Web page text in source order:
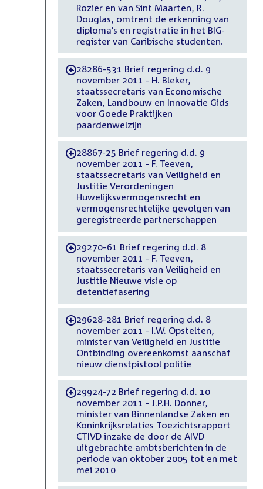
Rozier en van Sint Maarten, R.
Douglas, omtrent de erkenning van
diploma’s en registratie in het BIG-
register van Caribische studenten.
-28286-531 Brief regering d.d. 9
november 2011 - H. Bleker,
staatssecretaris van Economische
Zaken, Landbouw en Innovatie Gids
voor Goede Praktijken
paardenwelzijn
-28867-25 Brief regering d.d. 9
november 2011 - F. Teeven,
staatssecretaris van Veiligheid en
Justitie Verordeningen
Huwelijksvermogensrecht en
vermogensrechtelijke gevolgen van
geregistreerde partnerschappen
-29270-61 Brief regering d.d. 8
november 2011 - F. Teeven,
staatssecretaris van Veiligheid en
Justitie Nieuwe visie op
detentiefasering
-29628-281 Brief regering d.d. 8
november 2011 - I.W. Opstelten,
minister van Veiligheid en Justitie
Ontbinding overeenkomst aanschaf
nieuw dienstpistool politie
-29924-72 Brief regering d.d. 10
november 2011 - J.P.H. Donner,
minister van Binnenlandse Zaken en
Koninkrijksrelaties Toezichtsrapport
CTIVD inzake de door de AIVD
uitgebrachte ambtsberichten in de
periode van oktober 2005 tot en met
mei 2010